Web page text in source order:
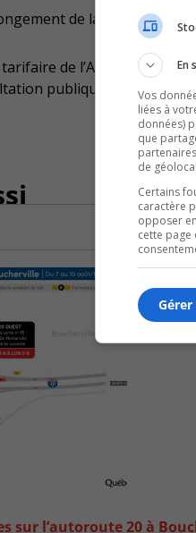
de la ligne jaune.
de l’Autorité
publique
sur l’autoroute 20 à
En
Vos
liées à
données)
que
de
Certains
caractère
opposer
cette